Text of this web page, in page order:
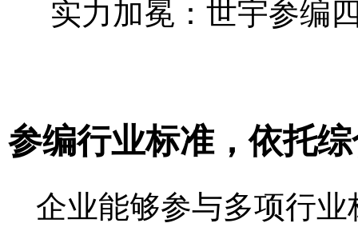
参编行业标准，依托
企业能够参与多项行